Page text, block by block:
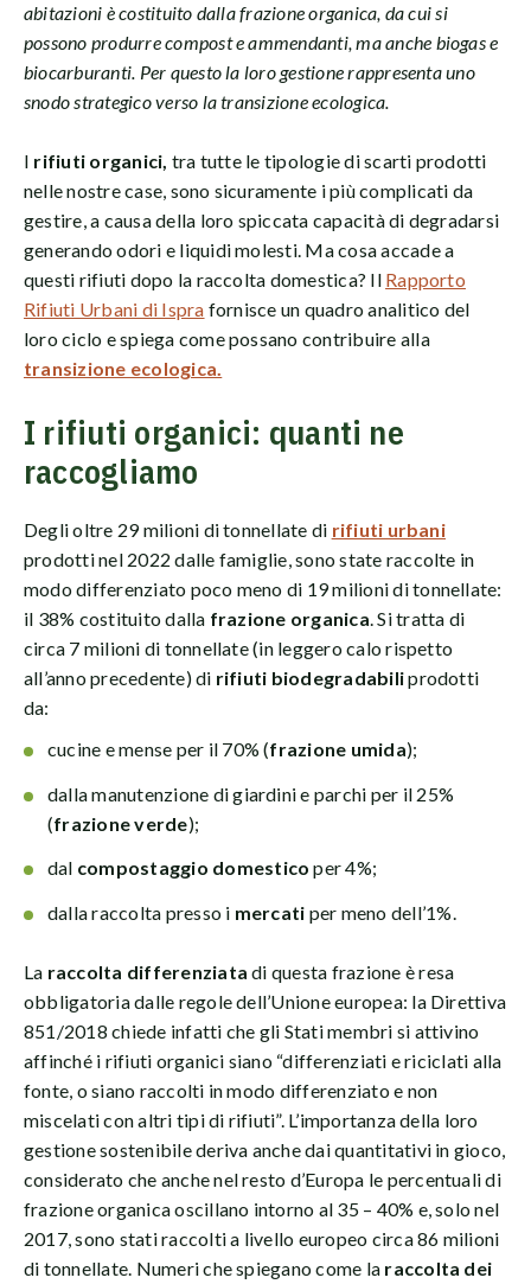
abitazioni è costituito dalla frazione organica, da cui si
possono produrre compost e ammendanti, ma anche biogas e
biocarburanti. Per questo la loro gestione rappresenta uno
snodo strategico verso la transizione ecologica.
I rifiuti organici, tra tutte le tipologie di scarti prodotti
nelle nostre case, sono sicuramente i più complicati da
gestire, a causa della loro spiccata capacità di degradarsi
generando odori e liquidi molesti. Ma cosa accade a
questi rifiuti dopo la raccolta domestica? Il Rapporto
Rifiuti Urbani di Ispra fornisce un quadro analitico del
loro ciclo e spiega come possano contribuire alla
transizione ecologica.
I rifiuti organici: quanti ne
raccogliamo
Degli oltre 29 milioni di tonnellate di rifiuti urbani
prodotti nel 2022 dalle famiglie, sono state raccolte in
modo differenziato poco meno di 19 milioni di tonnellate:
il 38% costituito dalla frazione organica. Si tratta di
circa 7 milioni di tonnellate (in leggero calo rispetto
all’anno precedente) di rifiuti biodegradabiliprodotti
da:
cucine e mense per il 70% (frazione umida);
dalla manutenzione di giardini e parchi per il 25%
(frazione verde);
dal compostaggio domestico per 4%;
dalla raccolta presso i mercati per meno dell’1%.
La raccolta differenziata di questa frazione è resa
obbligatoria dalle regole dell’Unione europea: la Direttiva
851/2018 chiede infatti che gli Stati membri si attivino
affinché i rifiuti organici siano “differenziati e riciclati alla
fonte, o siano raccolti in modo differenziato e non
miscelati con altri tipi di rifiuti”. L’importanza della loro
gestione sostenibile deriva anche dai quantitativi in gioco,
considerato che anche nel resto d’Europa le percentuali di
frazione organica oscillano intorno al 35 – 40% e, solo nel
2017, sono stati raccolti a livello europeo circa 86 milioni
di tonnellate. Numeri che spiegano come la raccolta dei